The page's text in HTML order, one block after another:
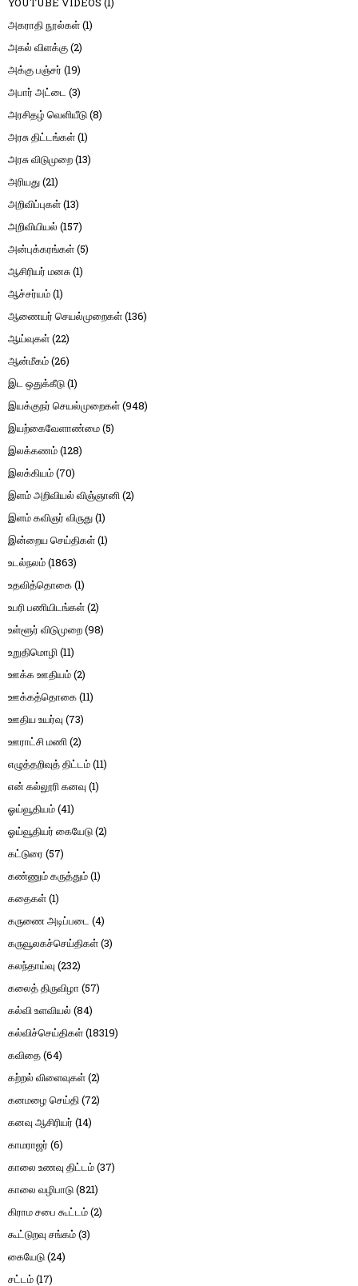
அகராதி நூல்கள்(1)
அகல் விளக்கு(2)
அக்கு பஞ்சர் (19)
அபார் அட்டை (3)
அரசிதழ் வெளியீடு(8)
அரசு திட்டங்கள்(1)
அரசு விடுமுறை(13)
அரியது(21)
அறிவிப்புகள்(13)
அறிவியியல் (157)
அன்புக்கரங்கள்(5)
ஆசிரியர் மனசு(1)
ஆச்சர்யம்(1)
ஆணையர் செயல்முறைகள்(136)
ஆய்வுகள்(22)
ஆன்மீகம்(26)
இட ஒதுக்கீடு(1)
இயக்குநர் செயல்முறைகள்(948)
இயற்கைவேளாண்மை(5)
இலக்கணம்(128)
இலக்கியம்(70)
இளம் அறிவியல் விஞ்ஞானி(2)
இளம் கவிஞர் விருது(1)
இன்றைய செய்திகள்(1)
உடல்நலம்(1863)
உதவித்தொகை(1)
உபரி பணியிடங்கள்(2)
உள்ளூர் விடுமுறை(98)
உறுதிமொழி(11)
ஊக்க ஊதியம்(2)
ஊக்கத்தொகை(11)
ஊதிய உயர்வு (73)
ஊராட்சி மணி(2)
எழுத்தறிவுத் திட்டம்(11)
என் கல்லூரி கனவு (1)
ஓய்வூதியம்(41)
ஓய்வூதியர் கையேடு(2)
கட்டுரை (57)
கண்ணும் கருத்தும்(1)
கதைகள்(1)
கருணை அடிப்படை (4)
கருவூலகச்செய்திகள்(3)
கலந்தாய்வு (232)
கலைத் திருவிழா (57)
கல்வி உளவியல் (84)
கல்விச்செய்திகள்(18319)
கவிதை(64)
கற்றல் விளைவுகள்(2)
கனமழை செய்தி(72)
கனவு ஆசிரியர் (14)
காமராஜர் (6)
காலை உணவு திட்டம்(37)
காலை வழிபாடு(821)
கிராம சபை கூட்டம்(2)
கூட்டுறவு சங்கம்(3)
கையேடு(24)
சட்டம்(17)